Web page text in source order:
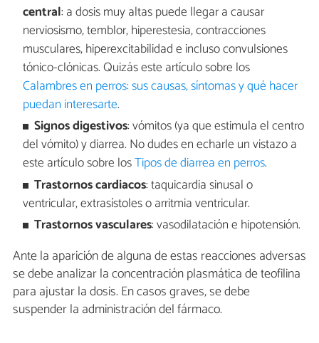
central: a dosis muy altas puede llegar a causar
nerviosismo, temblor, hiperestesia, contracciones
musculares, hiperexcitabilidad e incluso convulsiones
tónico-clónicas. Quizás este artículo sobre los
Calambres en perros: sus causas, síntomas y qué hacer
puedan interesarte.
Signos digestivos: vómitos (ya que estimula el centro
del vómito) y diarrea. No dudes en echarle un vistazo a
este artículo sobre losTipos de diarrea en perros.
Trastornos cardiacos: taquicardia sinusal o
ventricular, extrasístoles o arritmia ventricular.
Trastornos vasculares: vasodilatación e hipotensión.
Ante la aparición de alguna de estas reacciones adversas
se debe analizar la concentración plasmática de teofilina
para ajustar la dosis. En casos graves, se debe
suspender la administración del fármaco.